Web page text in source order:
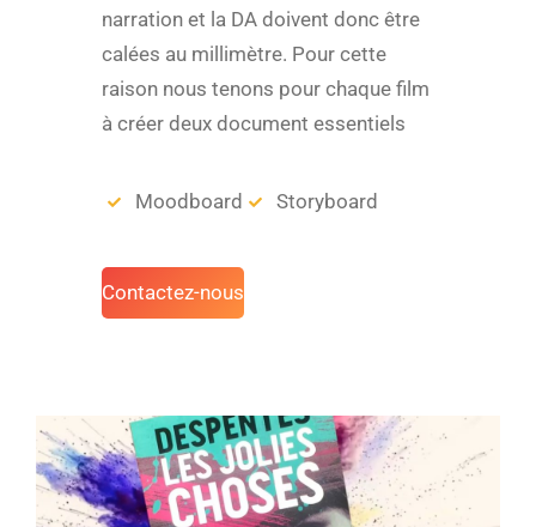
narration et la DA doivent donc être
calées au millimètre. Pour cette
raison nous tenons pour chaque film
à créer deux document essentiels
Moodboard Storyboard
Contactez-nous